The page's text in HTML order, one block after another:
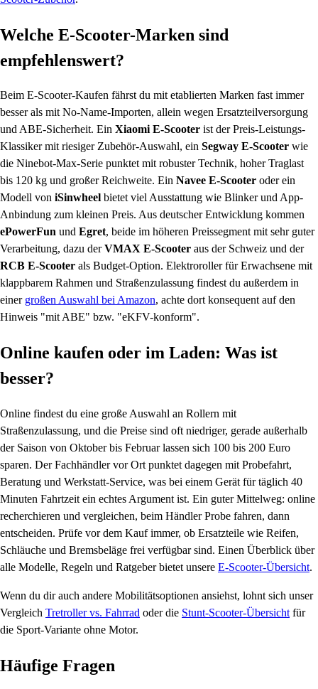
Welche E-Scooter-Marken sind
empfehlenswert?
Beim E-Scooter-Kaufen fährst du mit etablierten Marken fast immer
besser als mit No-Name-Importen, allein wegen Ersatzteilversorgung
und ABE-Sicherheit. Ein Xiaomi E-Scooter ist der Preis-Leistungs-
Klassiker mit riesiger Zubehör-Auswahl, ein Segway E-Scooter wie
die Ninebot-Max-Serie punktet mit robuster Technik, hoher Traglast
bis 120 kg und großer Reichweite. Ein Navee E-Scooter oder ein
Modell von iSinwheel bietet viel Ausstattung wie Blinker und App-
Anbindung zum kleinen Preis. Aus deutscher Entwicklung kommen
ePowerFun und Egret, beide im höheren Preissegment mit sehr guter
Verarbeitung, dazu derVMAX E-Scooter aus der Schweiz und der
RCB E-Scooter als Budget-Option. Elektroroller für Erwachsene mit
klappbarem Rahmen und Straßenzulassung findest du außerdem in
einer großen Auswahl bei Amazon, achte dort konsequent auf den
Hinweis "mit ABE" bzw. "eKFV-konform".
Online kaufen oder im Laden: Was ist
besser?
Online findest du eine große Auswahl an Rollern mit
Straßenzulassung, und die Preise sind oft niedriger, gerade außerhalb
der Saison von Oktober bis Februar lassen sich 100 bis 200 Euro
sparen. Der Fachhändler vor Ort punktet dagegen mit Probefahrt,
Beratung und Werkstatt-Service, was bei einem Gerät für täglich 40
Minuten Fahrtzeit ein echtes Argument ist. Ein guter Mittelweg: online
recherchieren und vergleichen, beim Händler Probe fahren, dann
entscheiden. Prüfe vor dem Kauf immer, ob Ersatzteile wie Reifen,
Schläuche und Bremsbeläge frei verfügbar sind. Einen Überblick über
alle Modelle, Regeln und Ratgeber bietet unsere E-Scooter-Übersicht.
Wenn du dir auch andere Mobilitätsoptionen ansiehst, lohnt sich unser
Vergleich Tretroller vs. Fahrrad oder die Stunt-Scooter-Übersicht für
die Sport-Variante ohne Motor.
Häufige Fragen